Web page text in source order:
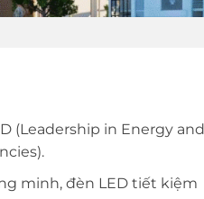
(Leadership in Energy and
minh, đèn LED tiết kiệm